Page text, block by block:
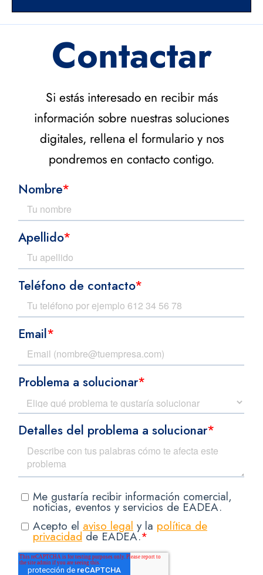
Contactar
Si estás interesado en recibir más
información sobre nuestras soluciones
digitales, rellena el formulario y nos
pondremos en contacto contigo.